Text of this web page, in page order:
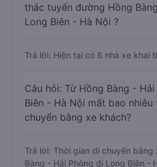
thác tuyến đường Hồng
Long Biên - Hà Nội ?
Trả lời: Hiện tại có 6 nhà xe khai
Câu hỏi: Từ Hồng Bàng -
Biên - Hà Nội mất bao nhiêu
chuyển bằng xe khách?
Trả lời: Thời gian di chuyển bằng
Bàng - Hải Phòng đi Long Biên -